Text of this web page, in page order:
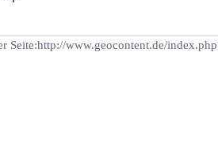
Seite:http://www.geocontent.de/